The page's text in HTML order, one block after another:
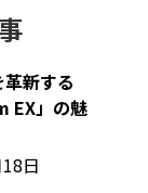
新する
EX」の魅
日